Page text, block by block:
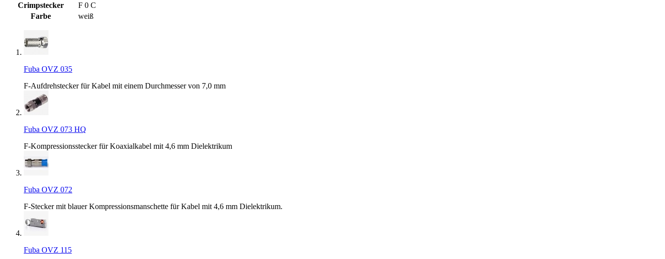
Crimpstecker
F 0 C
Farbe
weiß
Fuba OVZ 035
F-Aufdrehstecker für Kabel mit einem Durchmesser von 7,0 mm
Fuba OVZ 073 HQ
F-Kompressionsstecker für Koaxialkabel mit 4,6 mm Dielektrikum
Fuba OVZ 072
F-Stecker mit blauer Kompressionsmanschette für Kabel mit 4,6 mm Dielektrikum.
Fuba OVZ 115